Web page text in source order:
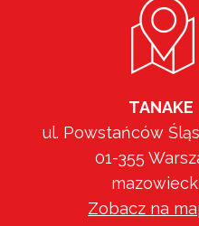
TANAKE
ul. Powstańców
01-355
Zobacz na